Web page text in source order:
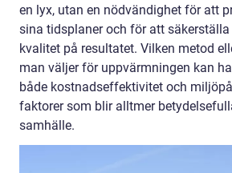
en lyx, utan en nödvändighet för att
sina tidsplaner och för att
kvalitet på resultatet. Vilken metod
man väljer för uppvärmningen kan
både kostnadseffektivitet och
faktorer som blir alltmer
samhälle.